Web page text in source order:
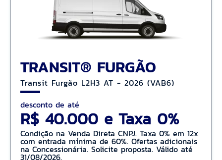
TRANSIT® FURGÃO
Transit Furgão L2H3 AT - 2026 (VAB6)
desconto de até
R$ 40.000 e Taxa 0%
Condição na Venda Direta CNPJ. Taxa 0% em 12x
com entrada mínima de 60%. Ofertas adicionais
na Concessionária. Solicite proposta. Válido até
31/08/2026.